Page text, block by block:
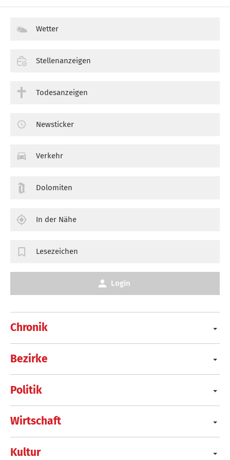
Chronik
Bezirke
Politik
Wirtschaft
Kultur
Wetter
Stellenanzeigen
Todesanzeigen
Newsticker
Verkehr
Dolomiten
In der Nähe
Lesezeichen
Login